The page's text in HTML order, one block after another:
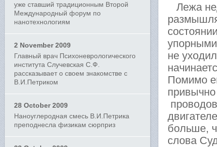
уже ставший традиционным Второй
Международный форум по
нанотехнологиям
2 November 2009
Главный врач Психоневрологического
института Случевская С.Ф.
рассказывает о своем знакомстве с
В.И.Петриком
28 October 2009
Наноуглеродная смесь В.И.Петрика
преподнесла физикам сюрприз
Лежа
не
Помимо
больше,
слова